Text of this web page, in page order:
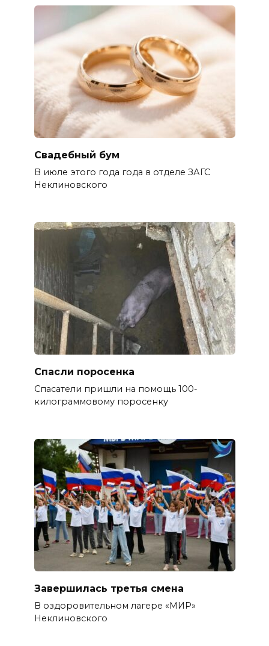
Свадебный бум
В июле этого года года в отделе ЗАГС
Неклиновского
Спасли поросенка
Спасатели пришли на помощь 100-
килограммовому поросенку
Завершилась третья смена
В оздоровительном лагере «МИР»
Неклиновского